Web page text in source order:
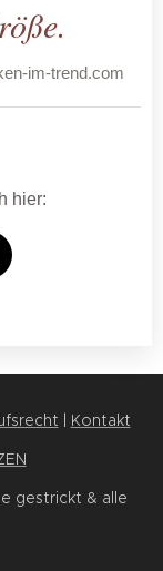
im-trend.com
hier:
| Kontakt
gestrickt & alle